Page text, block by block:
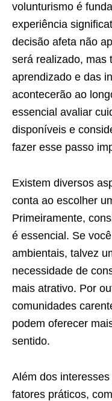
volunturismo é
experiência
decisão afeta não
será realizado, mas
aprendizado e das
acontecerão ao
essencial avaliar
disponíveis e
fazer esse passo
Existem diversos
conta ao escolher
Primeiramente,
é essencial. Se
ambientais, talvez
necessidade de
mais atrativo. Por
comunidades
podem oferecer
sentido.
Além dos
fatores práticos,